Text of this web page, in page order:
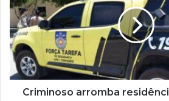
Criminoso arromba